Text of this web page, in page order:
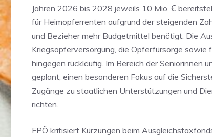
Jahren 2026 bis 2028 jeweils 10 Mio. Ꞓ
für Heimopferrenten aufgrund der steigenden
und Bezieher mehr Budgetmittel benötigt. Die
Kriegsopferversorgung, die Opferfürsorge sowie
hingegen rückläufig. Im Bereich der Seniorinnen
geplant, einen besonderen Fokus auf die
Zugänge zu staatlichen Unterstützungen und
richten.
FPÖ kritisiert Kürzungen beim